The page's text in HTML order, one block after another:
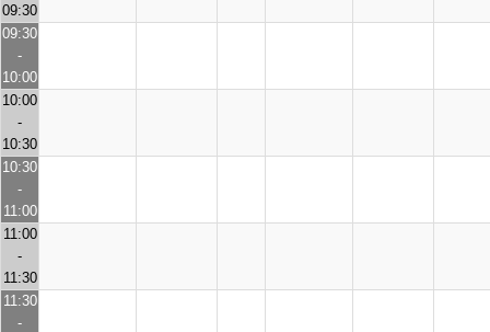
09:30
09:30
-
10:00
10:00
-
10:30
10:30
-
11:00
11:00
-
11:30
11:30
-